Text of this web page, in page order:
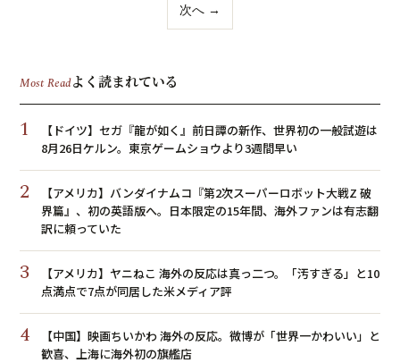
次へ →
Most Readよく読まれている
1
【ドイツ】セガ『龍が如く』前日譚の新作、世界初の一般試遊は
8月26日ケルン。東京ゲームショウより3週間早い
2
【アメリカ】バンダイナムコ『第2次スーパーロボット大戦Z 破
界篇』、初の英語版へ。日本限定の15年間、海外ファンは有志翻
訳に頼っていた
3
【アメリカ】ヤニねこ 海外の反応は真っ二つ。「汚すぎる」と10
点満点で7点が同居した米メディア評
4
【中国】映画ちいかわ 海外の反応。微博が「世界一かわいい」と
歓喜、上海に海外初の旗艦店